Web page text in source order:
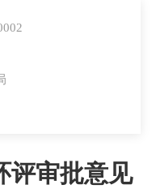
评审批意见